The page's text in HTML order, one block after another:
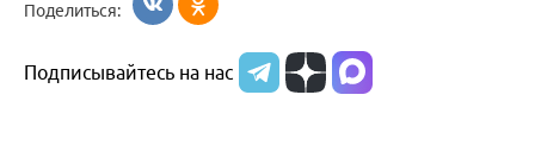
Поделиться:
Подписывайтесь на нас